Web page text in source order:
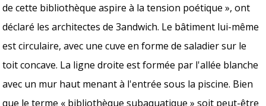
de cette bibliothèque aspire à la tension poétique », ont
déclaré les architectes de 3andwich. Le bâtiment lui-même
est circulaire, avec une cuve en forme de saladier sur le
toit concave. La ligne droite est formée par l'allée blanche
avec un mur haut menant à l'entrée sous la piscine. Bien
que le terme « bibliothèque subaquatique » soit peut-être